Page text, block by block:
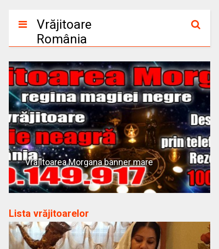
Vrăjitoare
România
Vrajitoarea Morgana banner mare
Lista vrăjitoarelor